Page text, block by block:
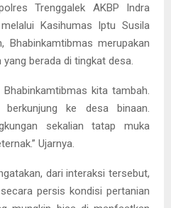
Trenggalek AKBP Indra
Kasihumas Iptu Susila
Bhabinkamtibmas merupakan
berada di tingkat desa.
kita tambah.
ke desa binaan.
sekalian tatap muka
Ujarnya.
dari interaksi tersebut,
persis kondisi pertanian